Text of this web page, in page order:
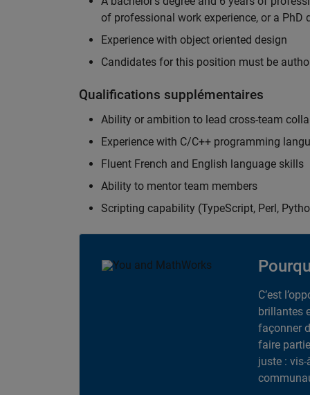
of professional work experience, or a PhD
Experience with object oriented design
Candidates for this position must be
Qualifications supplémentaires
Ability or ambition to lead cross-team
Experience with C/C++ programming
Fluent French and English language skills
Ability to mentor team members
Scripting capability (TypeScript, Perl,
C’est
brillantes
façonner
faire
juste : vis-